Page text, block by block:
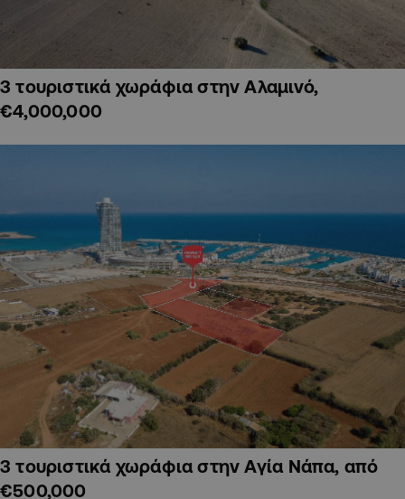
3 τουριστικά χωράφια στην Αλαμινό,
€4,000,000
3 τουριστικά χωράφια στην Αγία Νάπα, από
€500,000